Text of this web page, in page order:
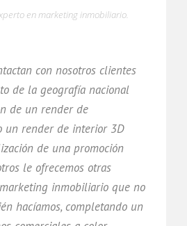
en marketing inmobiliario.
con nosotros clientes
de la geografía nacional
de un render de
un render de interior 3D
de una promoción
le ofrecemos otras
inmobiliario que no
hacíamos, completando un